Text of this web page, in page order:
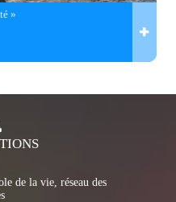
»
de la vie, réseau des